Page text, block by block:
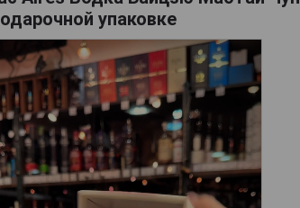
упаковке